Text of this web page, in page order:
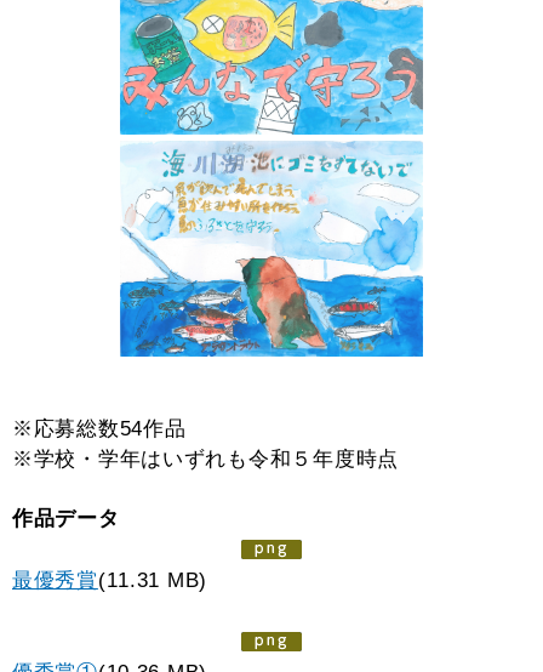
※応募総数54作品
※学校・学年はいずれも令和５年度時点
作品データ
最優秀賞(11.31 MB)